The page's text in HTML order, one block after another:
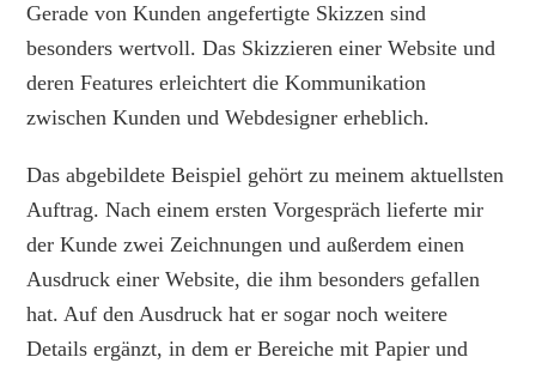
Gerade von Kunden angefertigte Skizzen sind
besonders wertvoll. Das Skizzieren einer Website und
deren Features erleichtert die Kommunikation
zwischen Kunden und Webdesigner erheblich.
Das abgebildete Beispiel gehört zu meinem aktuellsten
Auftrag. Nach einem ersten Vorgespräch lieferte mir
der Kunde zwei Zeichnungen und außerdem einen
Ausdruck einer Website, die ihm besonders gefallen
hat. Auf den Ausdruck hat er sogar noch weitere
Details ergänzt, in dem er Bereiche mit Papier und